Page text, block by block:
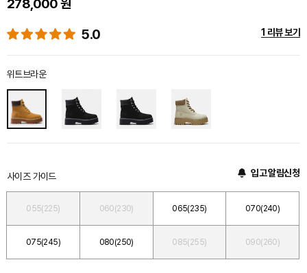
278,000 원
5.0 1 리뷰 보기
위트브라운
사이즈 가이드 입고 알림신청
055(225) 060(230) 065(235) 070(240)
075(245) 080(250) 085(255) 090(260)